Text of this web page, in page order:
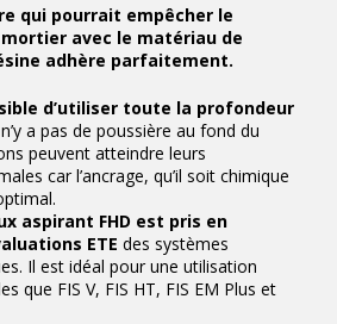
qui pourrait empêcher le
avec le matériau de
adhère parfaitement.
d’utiliser toute la profondeur
n’y a pas de poussière au fond du
peuvent atteindre leurs
car l’ancrage, qu’il soit chimique
aspirant FHD est pris en
ETE des systèmes
Il est idéal pour une utilisation
que FIS V, FIS HT, FIS EM Plus et